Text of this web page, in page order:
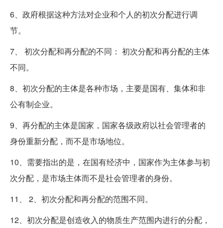
6、政府根据这种方法对企业和个人的初次分配进行调
节。
7、 初次分配和再分配的不同： 初次分配和再分配的主体
不同。
8、初次分配的主体是各种市场，主要是国有、集体和非
公有制企业。
9、再分配的主体是国家，国家各级政府以社会管理者的
身份重新分配，而不是市场地位。
10、需要指出的是，在国有经济中，国家作为主体参与初
次分配，是市场主体而不是社会管理者的身份。
11、 2、初次分配和再分配的范围不同。
12、初次分配是创造收入的物质生产范围内进行的分配，